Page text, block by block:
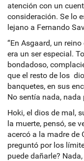
atención con un
consideración. Se lo
lejano a Fernando
“En Asgaard, un
era un ser especial.
bondadoso,
que el resto de los
banquetes, en sus
No sentía nada, nada
Hoki, el dios de mal,
la muerte, pensó, se
acercó a la madre de
preguntó por los
puede dañarle?